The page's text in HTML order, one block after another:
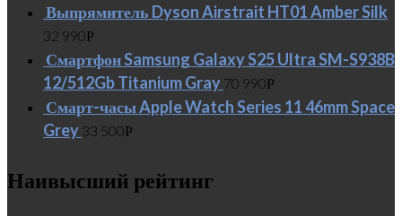
Выпрямитель Dyson Airstrait HT01 Amber Silk
32 990Р
Смартфон Samsung Galaxy S25 Ultra SM-S938B
12/512Gb Titanium Gray 70 990Р
Смарт-часы Apple Watch Series 11 46mm Space
Grey 33 500Р
Наивысший рейтинг